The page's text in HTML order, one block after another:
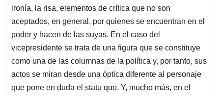
ironía, la risa, elementos de crítica que no son
aceptados, en general, por quienes se encuentran en el
poder y hacen de las suyas. En el caso del
vicepresidente se trata de una figura que se constituye
como una de las columnas de la política y, por tanto, sus
actos se miran desde una óptica diferente al personaje
que pone en duda el statu quo. Y, mucho más, en el